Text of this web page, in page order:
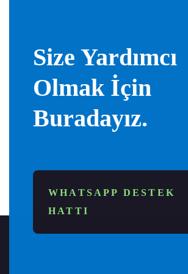
Size Yardımcı
Olmak İçin
Buradayız.
WHATSAPP DESTEK
HATTI